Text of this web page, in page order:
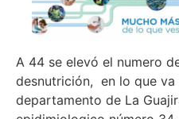
A 44 se elevó el numero
desnutrición, en lo que
departamento de La